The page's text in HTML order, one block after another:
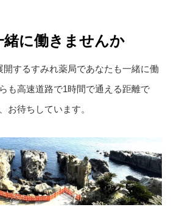
緒に働きませんか
するすみれ薬局であなたも一緒に働
も高速道路で1時間で通える距離で
お待ちしています。